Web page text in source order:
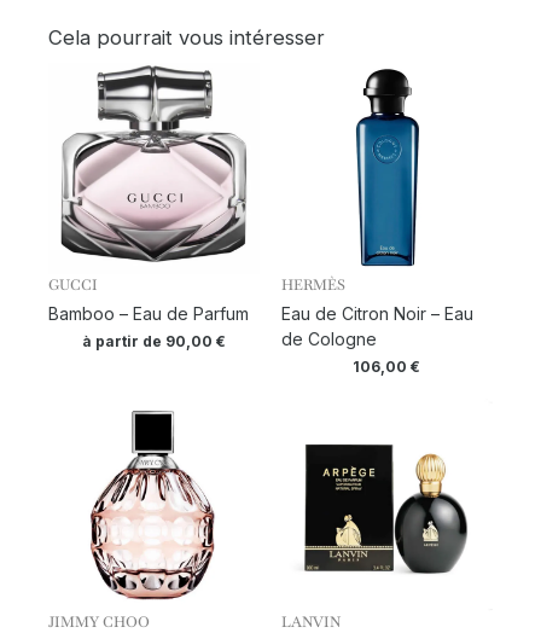
Cela pourrait vous intéresser
GUCCI
Bamboo – Eau de Parfum
à partir de 90,00€
HERMÈS
Eau de Citron Noir – Eau
de Cologne
106,00€
JIMMY CHOO LANVIN